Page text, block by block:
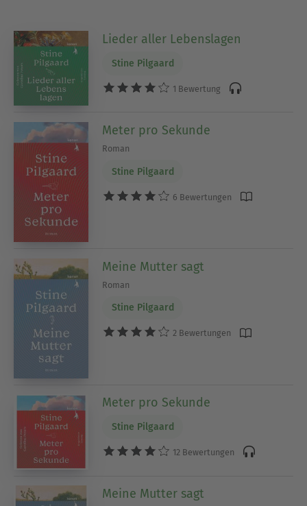
Lieder aller Lebenslagen
Stine Pilgaard
1 Bewertung
Meter pro Sekunde
Roman
Stine Pilgaard
6 Bewertungen
Meine Mutter sagt
Roman
Stine Pilgaard
2 Bewertungen
Meter pro Sekunde
Stine Pilgaard
12 Bewertungen
Meine Mutter sagt